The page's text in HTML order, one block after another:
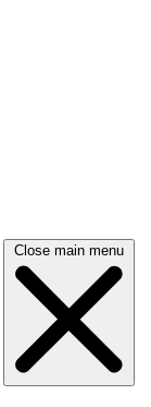
Close main menu